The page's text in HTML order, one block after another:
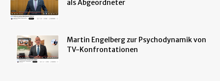
als Abgeordneter
Martin Engelberg zur Psychodynamik von
TV-Konfrontationen